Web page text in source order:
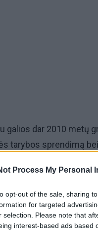
Process My Personal
opt-out of the sale, sharing
for targeted
selection. Please note that
interest-based ads based
galios dar 2010 metų
tarybos sprendimą
lengvatų ir
įteisintų,
transporto bilietų ir